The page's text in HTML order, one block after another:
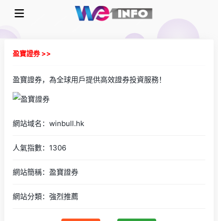
盈寶證券 >>
盈寶證券，為全球用戶提供高效證券投資服務！
網站域名：winbull.hk
人氣指數：1306
網站簡稱：盈寶證券
網站分類：強烈推薦